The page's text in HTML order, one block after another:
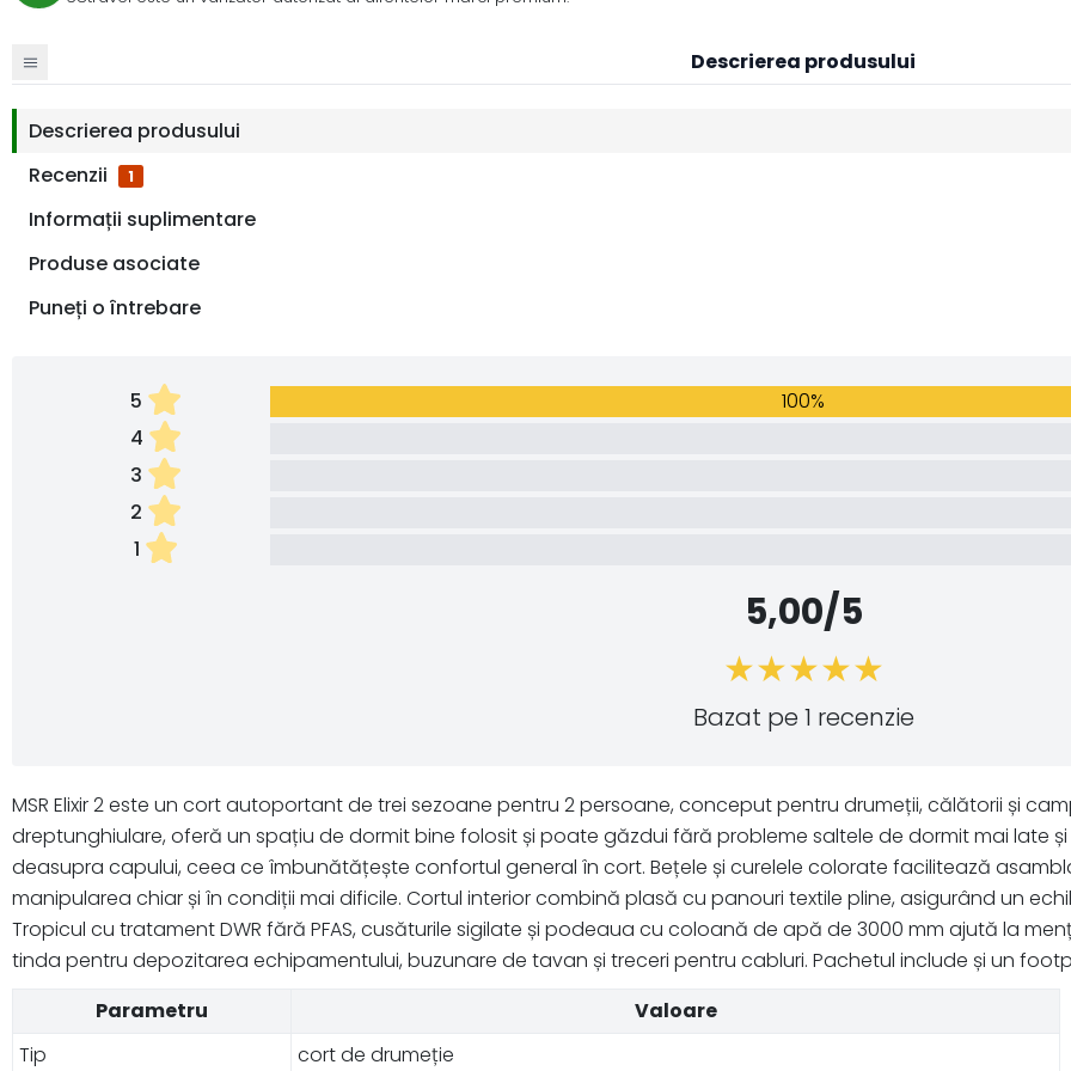
Descrierea produsului
Descrierea produsului
Recenzii
1
Informații suplimentare
Produse asociate
Puneți o întrebare
5 100%
4
3
2
1
5,00/5
Bazat pe 1 recenzie
MSR Elixir 2 este un cort autoportant de trei sezoane pentru 2 persoane, conceput pentru drumeții, călătorii și
dreptunghiulare, oferă un spațiu de dormit bine folosit și poate găzdui fără probleme saltele de dormit mai late
deasupra capului, ceea ce îmbunătățește confortul general în cort. Bețele și curelele colorate facilitează
manipularea chiar și în condiții mai dificile. Cortul interior combină plasă cu panouri textile pline, asigurând un
Tropicul cu tratament DWR fără PFAS, cusăturile sigilate și podeaua cu coloană de apă de 3000 mm ajută la
tinda pentru depozitarea echipamentului, buzunare de tavan și treceri pentru cabluri. Pachetul include și un
Parametru
Valoare
Tip
cort de drumeție